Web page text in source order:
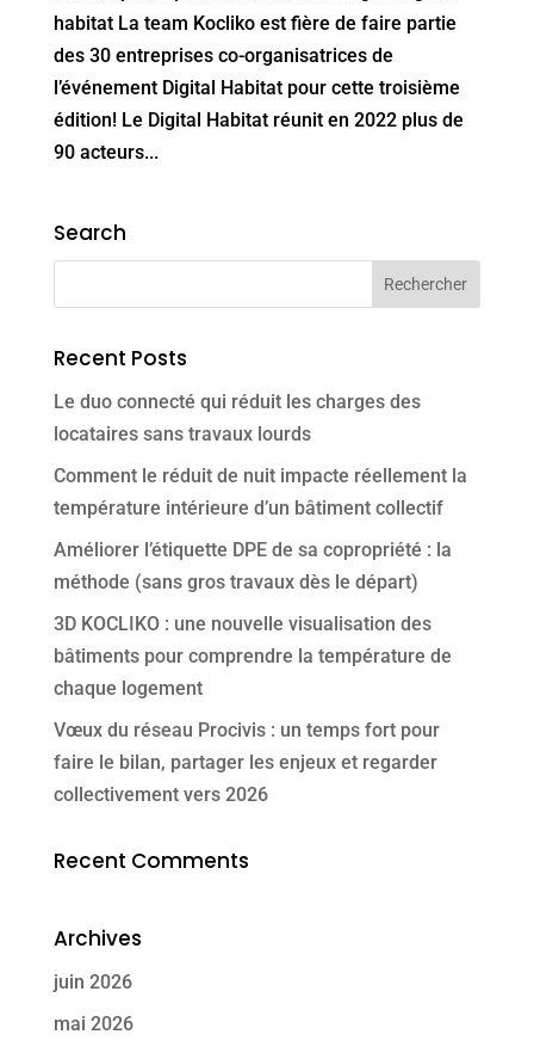
habitat La team Kocliko est fière de faire partie
des 30 entreprises co-organisatrices de
l’événement Digital Habitat pour cette troisième
édition! Le Digital Habitat réunit en 2022 plus de
90 acteurs...
Search
Recent Posts
Le duo connecté qui réduit les charges des
locataires sans travaux lourds
Comment le réduit de nuit impacte réellement la
température intérieure d’un bâtiment collectif
Améliorer l’étiquette DPE de sa copropriété : la
méthode (sans gros travaux dès le départ)
3D KOCLIKO : une nouvelle visualisation des
bâtiments pour comprendre la température de
chaque logement
Vœux du réseau Procivis : un temps fort pour
faire le bilan, partager les enjeux et regarder
collectivement vers 2026
Recent Comments
Archives
juin 2026
mai 2026